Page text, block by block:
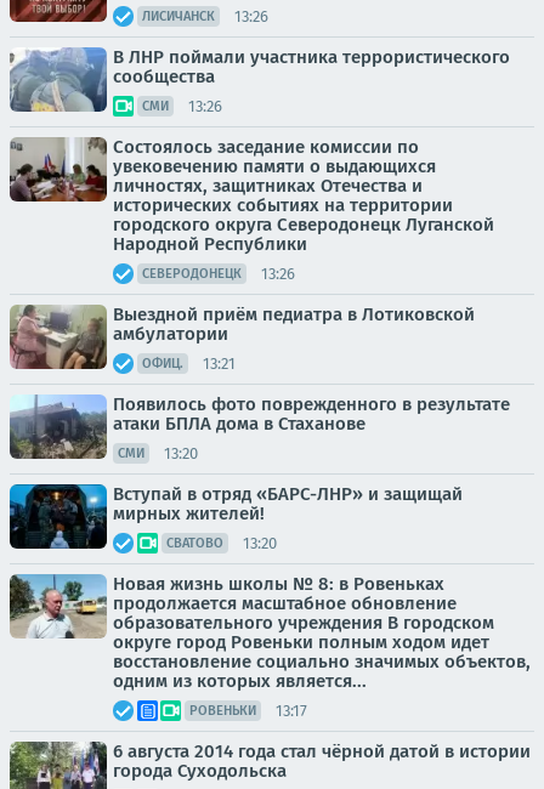
ЛИСИЧАНСК 13:26
В ЛНР поймали участника террористического
сообщества
СМИ 13:26
Состоялось заседание комиссии по
увековечению памяти о выдающихся
личностях, защитниках Отечества и
исторических событиях на территории
городского округа Северодонецк Луганской
Народной Республики
СЕВЕРОДОНЕЦК 13:26
Выездной приём педиатра в Лотиковской
амбулатории
ОФИЦ. 13:21
Появилось фото поврежденного в результате
атаки БПЛА дома в Стаханове
СМИ 13:20
Вступай в отряд «БАРС-ЛНР» и защищай
мирных жителей!
СВАТОВО 13:20
Новая жизнь школы № 8: в Ровеньках
продолжается масштабное обновление
образовательного учреждения В городском
округе город Ровеньки полным ходом идет
восстановление социально значимых объектов,
одним из которых является...
РОВЕНЬКИ 13:17
6 августа 2014 года стал чёрной датой в истории
города Суходольска